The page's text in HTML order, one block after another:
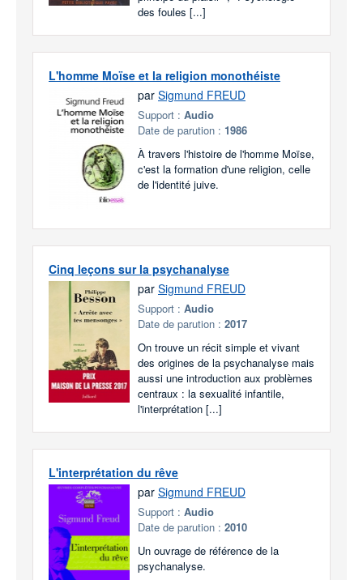
des foules [...]
L'homme Moïse et la religion monothéiste
par Sigmund FREUD
Support : Audio
Date de parution : 1986
À travers l'histoire de l'homme Moïse,
c'est la formation d'une religion, celle
de l'identité juive.
Cinq leçons sur la psychanalyse
par Sigmund FREUD
Support : Audio
Date de parution : 2017
On trouve un récit simple et vivant
des origines de la psychanalyse mais
aussi une introduction aux problèmes
centraux : la sexualité infantile,
l'interprétation [...]
L'interprétation du rêve
par Sigmund FREUD
Support : Audio
Date de parution : 2010
Un ouvrage de référence de la
psychanalyse.